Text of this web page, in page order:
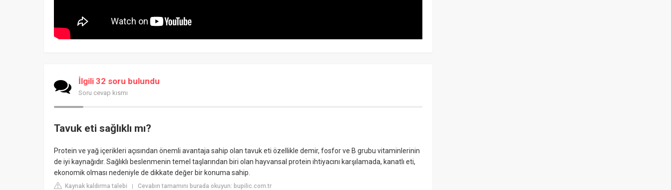
İlgili 32 soru bulundu
Soru cevap kısmı
Tavuk eti sağlıklı mı?
Protein ve yağ içerikleri açısından önemli avantaja sahip olan tavuk eti özellikle demir, fosfor ve B grubu vitaminlerinin
de iyi kaynağıdır. Sağlıklı beslenmenin temel taşlarından biri olan hayvansal protein ihtiyacını karşılamada, kanatlı eti,
ekonomik olması nedeniyle de dikkate değer bir konuma sahip.
Kaynak kaldırma talebi | Cevabın tamamını burada okuyun: bupilic.com.tr